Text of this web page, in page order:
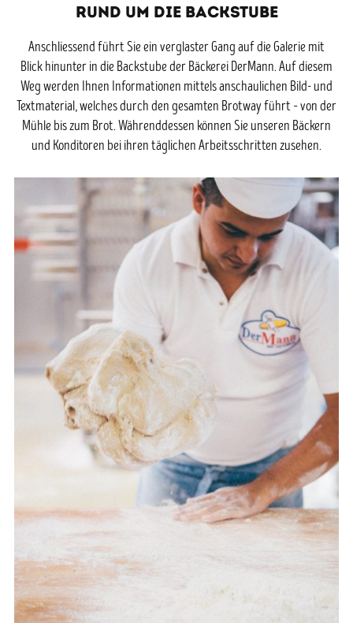
RUND UM DIE BACKSTUBE
Anschliessend führt Sie ein verglaster Gang auf die Galerie mit
Blick hinunter in die Backstube der Bäckerei DerMann. Auf diesem
Weg werden Ihnen Informationen mittels anschaulichen Bild- und
Textmaterial, welches durch den gesamten Brotway führt – von der
Mühle bis zum Brot. Währenddessen können Sie unseren Bäckern
und Konditoren bei ihren täglichen Arbeitsschritten zusehen.